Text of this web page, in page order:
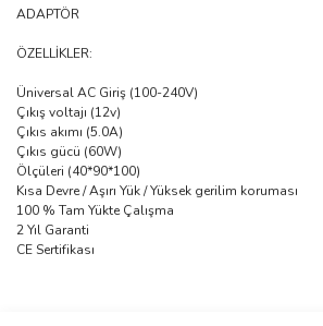
ADAPTÖR
ÖZELLİKLER:
Üniversal AC Giriş (100-240V)
Çıkış voltajı (12v)
Çıkıs akımı (5.0A)
Çıkıs gücü (60W)
Ölçüleri (40*90*100)
Kısa Devre / Aşırı Yük / Yüksek gerilim koruması
100 % Tam Yükte Çalışma
2 Yıl Garanti
CE Sertifikası